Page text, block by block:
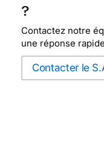
?
Contactez notre
une réponse
Contacter le